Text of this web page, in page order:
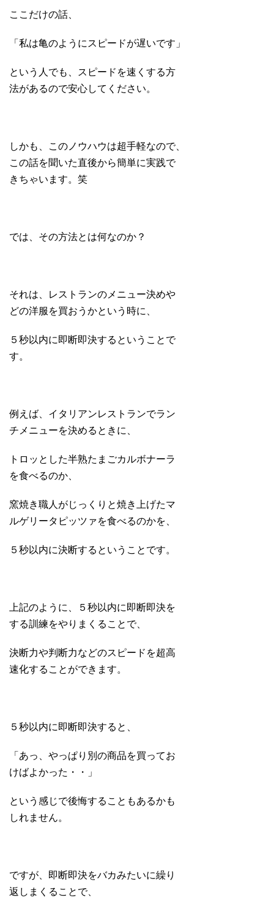
ここだけの話、
「私は亀のようにスピードが遅いです」
という人でも、スピードを速くする方
法があるので安心してください。
しかも、このノウハウは超手軽なので、
この話を聞いた直後から簡単に実践で
きちゃいます。笑
では、その方法とは何なのか？
それは、レストランのメニュー決めや
どの洋服を買おうかという時に、
５秒以内に即断即決するということで
す。
例えば、イタリアンレストランでラン
チメニューを決めるときに、
トロッとした半熟たまごカルボナーラ
を食べるのか、
窯焼き職人がじっくりと焼き上げたマ
ルゲリータピッツァを食べるのかを、
５秒以内に決断するということです。
上記のように、５秒以内に即断即決を
する訓練をやりまくることで、
決断力や判断力などのスピードを超高
速化することができます。
５秒以内に即断即決すると、
「あっ、やっぱり別の商品を買ってお
けばよかった・・」
という感じで後悔することもあるかも
しれません。
ですが、即断即決をバカみたいに繰り
返しまくることで、